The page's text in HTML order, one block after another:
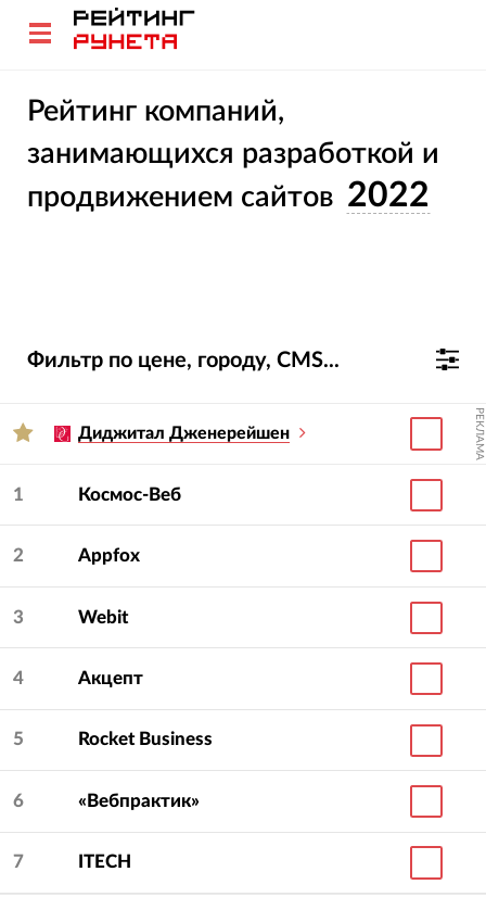
Рейтинг компаний,
занимающихся разработкой и
продвижением сайтов 2022
Фильтр по цене, городу, CMS...
Диджитал Дженерейшен РЕКЛАМА
1 Космос-Веб
2 Appfox
3 Webit
4 Акцепт
5 Rocket Business
6 «Вебпрактик»
7 ITECH